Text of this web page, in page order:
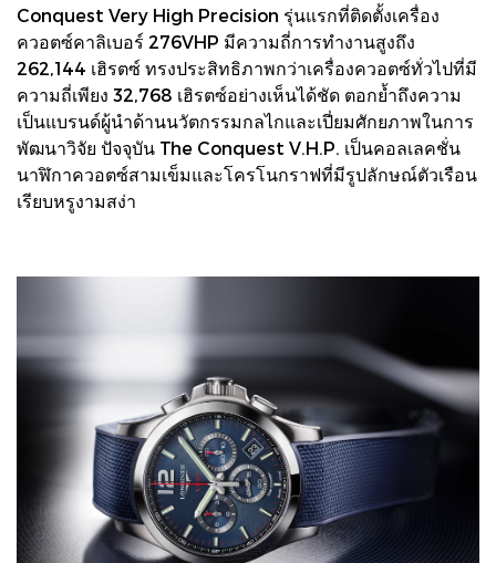
Conquest Very High Precision รุ่นแรกที่ติดตั้งเครื่อง
ควอตซ์คาลิเบอร์ 276VHP มีความถี่การทำงานสูงถึง
262,144 เฮิรตซ์ ทรงประสิทธิภาพกว่าเครื่องควอตซ์ทั่วไปที่มี
ความถี่เพียง 32,768 เฮิรตซ์อย่างเห็นได้ชัด ตอกย้ำถึงความ
เป็นแบรนด์ผู้นำด้านนวัตกรรมกลไกและเปี่ยมศักยภาพในการ
พัฒนาวิจัย ปัจจุบัน The Conquest V.H.P. เป็นคอลเลคชั่น
นาฬิกาควอตซ์สามเข็มและโครโนกราฟที่มีรูปลักษณ์ตัวเรือน
เรียบหรูงามสง่า